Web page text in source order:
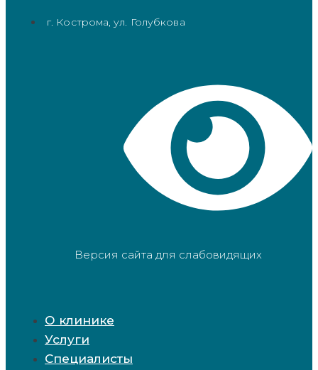
г. Кострома, ул. Голубкова
Версия сайта для слабовидящих
О клинике
Услуги
Специалисты